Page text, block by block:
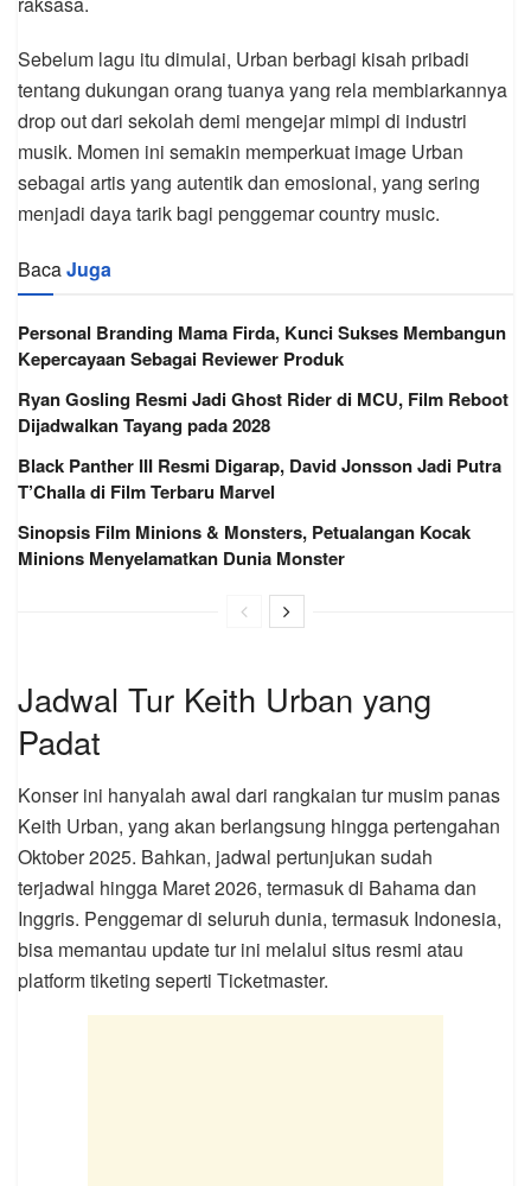
Sebelum lagu itu dimulai, Urban berbagi kisah pribadi
tentang dukungan orang tuanya yang rela membiarkannya
drop out dari sekolah demi mengejar mimpi di industri
musik. Momen ini semakin memperkuat image Urban
sebagai artis yang autentik dan emosional, yang sering
menjadi daya tarik bagi penggemar country music.
BacaJuga
Personal Branding Mama Firda, Kunci Sukses Membangun
Kepercayaan Sebagai Reviewer Produk
Ryan Gosling Resmi Jadi Ghost Rider di MCU, Film Reboot
Dijadwalkan Tayang pada 2028
Black Panther III Resmi Digarap, David Jonsson Jadi Putra
T’Challa di Film Terbaru Marvel
Sinopsis Film Minions & Monsters, Petualangan Kocak
Minions Menyelamatkan Dunia Monster
Jadwal Tur Keith Urban yang
Padat
Konser ini hanyalah awal dari rangkaian tur musim panas
Keith Urban, yang akan berlangsung hingga pertengahan
Oktober 2025. Bahkan, jadwal pertunjukan sudah
terjadwal hingga Maret 2026, termasuk di Bahama dan
Inggris. Penggemar di seluruh dunia, termasuk Indonesia,
bisa memantau update tur ini melalui situs resmi atau
platform tiketing seperti Ticketmaster.